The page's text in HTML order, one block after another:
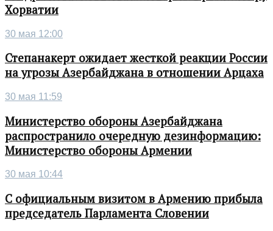
Хорватии
30 мая 12:00
Степанакерт ожидает жесткой реакции России
на угрозы Азербайджана в отношении Арцаха
30 мая 11:59
Министерство обороны Азербайджана
распространило очередную дезинформацию:
Министерство обороны Армении
30 мая 10:44
С официальным визитом в Армению прибыла
председатель Парламента Словении